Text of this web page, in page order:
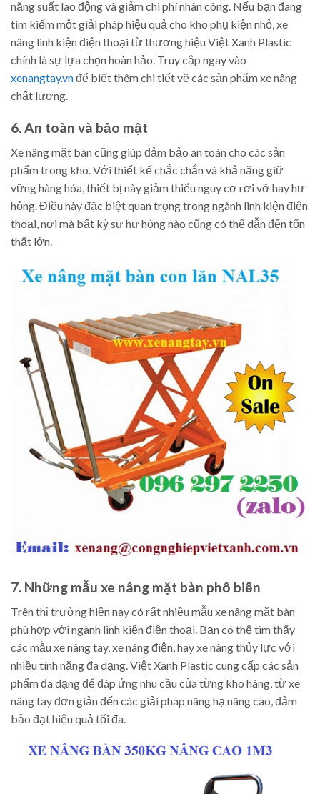
năng suất lao động và giảm chi phí nhân công. Nếu bạn đang
tìm kiếm một giải pháp hiệu quả cho kho phụ kiện nhỏ, xe
nâng linh kiện điện thoại từ thương hiệu Việt Xanh Plastic
chính là sự lựa chọn hoàn hảo. Truy cập ngay vào
xenangtay.vnđể biết thêm chi tiết về các sản phẩm xe nâng
chất lượng.
6. An toàn và bảo mật
Xe nâng mặt bàn cũng giúp đảm bảo an toàn cho các sản
phẩm trong kho. Với thiết kế chắc chắn và khả năng giữ
vững hàng hóa, thiết bị này giảm thiểu nguy cơ rơi vỡ hay hư
hỏng. Điều này đặc biệt quan trọng trong ngành linh kiện điện
thoại, nơi mà bất kỳ sự hư hỏng nào cũng có thể dẫn đến tổn
thất lớn.
7. Những mẫu xe nâng mặt bàn phổ biến
Trên thị trường hiện nay có rất nhiều mẫu xe nâng mặt bàn
phù hợp với ngành linh kiện điện thoại. Bạn có thể tìm thấy
các mẫu xe nâng tay, xe nâng điện, hay xe nâng thủy lực với
nhiều tính năng đa dạng. Việt Xanh Plastic cung cấp các sản
phẩm đa dạng để đáp ứng nhu cầu của từng kho hàng, từ xe
nâng tay đơn giản đến các giải pháp nâng hạ nâng cao, đảm
bảo đạt hiệu quả tối đa.